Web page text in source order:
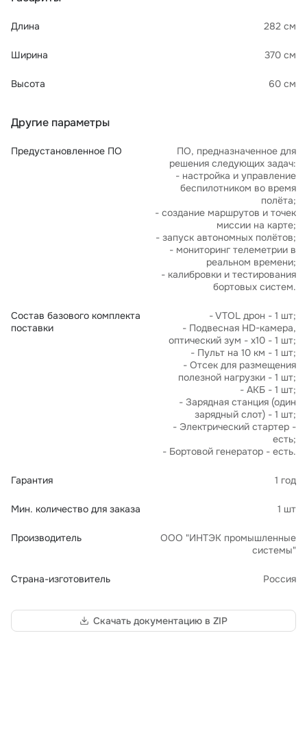
Длина 282 см
Ширина 370 см
Высота 60 см
Другие параметры
Предустановленное ПО
ПО, предназначенное для
решения следующих задач:
- настройка и управление
беспилотником во время
полёта;
- создание маршрутов и точек
миссии на карте;
- запуск автономных полётов;
- мониторинг телеметрии в
реальном времени;
- калибровки и тестирования
бортовых систем.
Состав базового комплекта
поставки
- VTOL дрон - 1 шт;
- Подвесная HD-камера,
оптический зум - х10 - 1 шт;
- Пульт на 10 км - 1 шт;
- Отсек для размещения
полезной нагрузки - 1 шт;
- АКБ - 1 шт;
- Зарядная станция (один
зарядный слот) - 1 шт;
- Электрический стартер -
есть;
- Бортовой генератор - есть.
Гарантия 1 год
Мин. количество для заказа 1 шт
Производитель
ООО "ИНТЭК промышленные
системы"
Страна-изготовитель Россия
Скачать документацию в ZIP